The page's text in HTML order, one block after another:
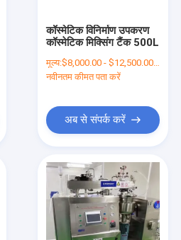
कॉस्मेटिक विनिर्माण उपकरण
कॉस्मेटिक मिक्सिंग टैंक 500L
मूल्य:$8,000.00 - $12,500.00/Sets
नवीनतम कीमत पता करें
अब से संपर्क करें